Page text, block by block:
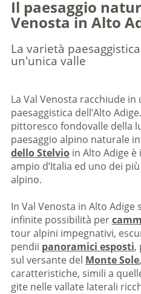
Il paesaggio
Venosta in Alto
La varietà
un'unica valle
La Val Venosta racchiude in
paesaggistica dell’Alto
pittoresco fondovalle della
paesaggio alpino naturale
dello Stelvioin Alto Adige
ampio d’Italia ed uno dei
alpino.
In Val Venosta in Alto
infinite possibilità per
tour alpini impegnativi,
pendii panoramici esposti,
sul versante del Monte Sole
caratteristiche, simili a
gite nelle vallate laterali